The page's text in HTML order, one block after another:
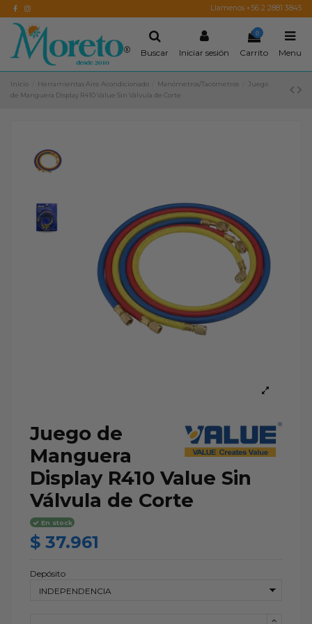
Llamenos +56 2 2881 3845
Buscar Iniciar sesión
0
Carrito Menu
Inicio Herramientas Aire Acondicionado Manómetros/Tacómetros
Juego
de Manguera Display R410 Value Sin Válvula de Corte
Juego de
Manguera
Display R410 Value Sin
Válvula de Corte
En stock
$ 37.961
Depósito